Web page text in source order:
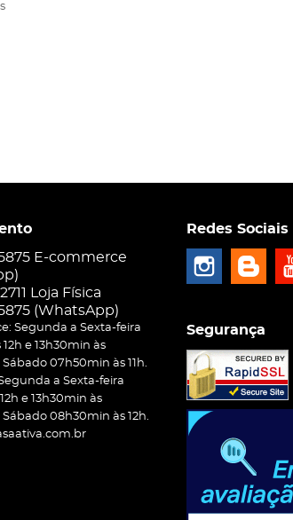
E-commerce
Loja Física
(WhatsApp)
Segunda a Sexta-feira
e 13h30min às
07h50min às 11h.
a Sexta-feira
e 13h30min às
08h30min às 12h.
Redes Sociais
Segurança